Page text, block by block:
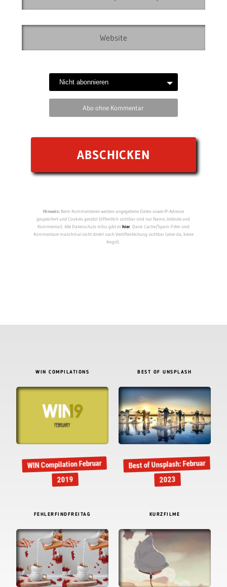
Abo ohne Kommentar
Hinweis:Beim Kommentieren werden angegebene Daten sowie IP-Adresse
gespeichert und Cookies gesetzt (öffentlich sichtbar sind nur Name, Website und
Kommentar). Alle Datenschutz-Infos gibt eshier. Dank Cache/Spam-Filter sind
Kommentare manchmal nicht direkt nach Veröffentlichung sichtbar (aber da, keine
Angst).
WIN COMPILATIONS
WIN Compilation Februar
2019
BEST OF UNSPLASH
Best of Unsplash: Februar
2023
FEHLERFINDFREITAG KURZFILME